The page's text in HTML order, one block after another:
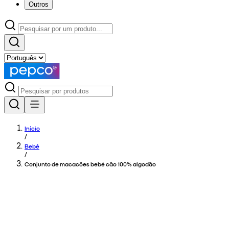
Outros
Início
/
Bebé
/
Conjunto de macacões bebé cão 100% algodão